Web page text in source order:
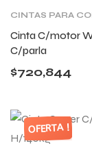
CINTAS PARA
Cinta C/motor
C/parla
$720,844
OFERTA !